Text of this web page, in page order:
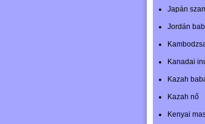
Japán
Jordán
Kanadai
Kazah
Kazah nő
Kenyai